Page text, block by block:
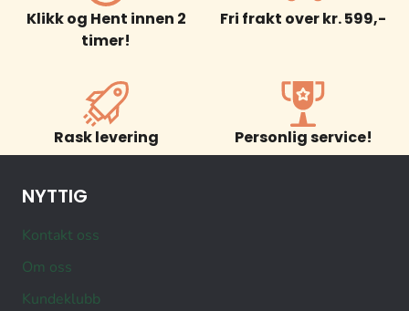
Klikk og Hent innen 2
timer!
Fri frakt over kr. 599,-
Rask levering Personlig service!
NYTTIG
Kontakt oss
Om oss
Kundeklubb